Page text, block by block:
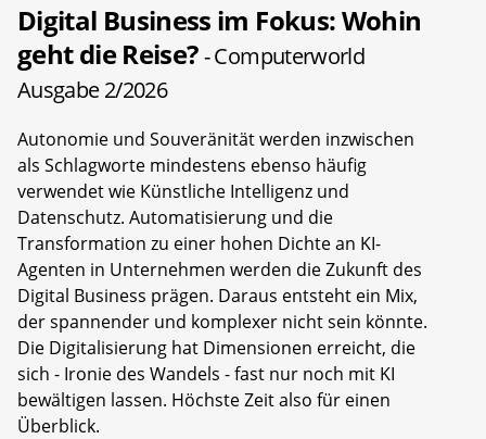
Digital Business im Fokus: Wohin
geht die Reise?- Computerworld
Ausgabe 2/2026
Autonomie und Souveränität werden inzwischen
als Schlagworte mindestens ebenso häufig
verwendet wie Künstliche Intelligenz und
Datenschutz. Automatisierung und die
Transformation zu einer hohen Dichte an KI-
Agenten in Unternehmen werden die Zukunft des
Digital Business prägen. Daraus entsteht ein Mix,
der spannender und komplexer nicht sein könnte.
Die Digitalisierung hat Dimensionen erreicht, die
sich - Ironie des Wandels - fast nur noch mit KI
bewältigen lassen. Höchste Zeit also für einen
Überblick.